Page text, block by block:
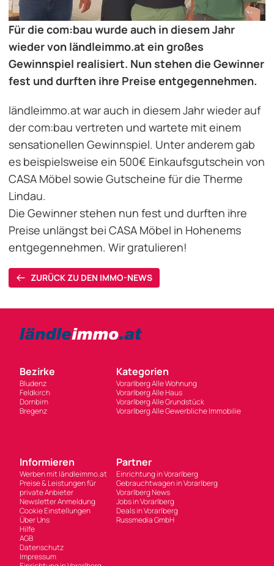
Für die com:bau wurde auch in diesem Jahr
wieder von ländleimmo.at ein großes
Gewinnspiel realisiert. Nun stehen die Gewinner
fest und durften ihre Preise entgegennehmen.
ländleimmo.at war auch in diesem Jahr wieder auf
der com:bau vertreten und wartete mit einem
sensationellen Gewinnspiel. Unter anderem gab
es beispielsweise ein 500€ Einkaufsgutschein von
CASA Möbel sowie Gutscheine für die Therme
Lindau.
Die Gewinner stehen nun fest und durften ihre
Preise unlängst bei CASA Möbel in Hohenems
entgegennehmen. Wir gratulieren!
ZURÜCK ZU DEN IMMO-NEWS
Bezirke
Bludenz
Feldkirch
Dornbirn
Bregenz
Kategorien
Vorarlberg Alle Wohnung
Vorarlberg Alle Haus
Vorarlberg Alle Grundstück
Vorarlberg Alle Gewerbliche Immobilie
Informieren
Werben mit ländleimmo.at
Preise & Leistungen für
private Anbieter
Newsletter Anmeldung
Cookie Einstellungen
Über Uns
Hilfe
AGB
Datenschutz
Impressum
Partner
Einrichtung in Vorarlberg
Gebrauchtwagen in Vorarlberg
Vorarlberg News
Jobs in Vorarlberg
Deals in Vorarlberg
Russmedia GmbH